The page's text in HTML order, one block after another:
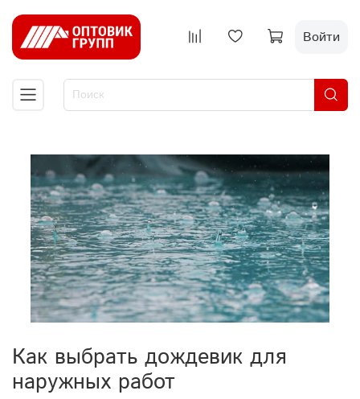
Войти
Как выбрать дождевик для
наружных работ